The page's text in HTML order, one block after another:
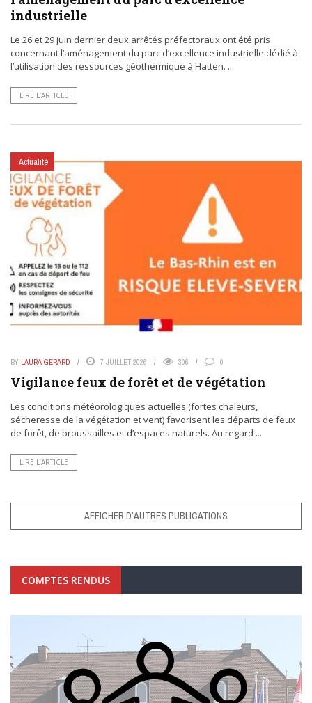
industrielle
Le 26 et 29 juin dernier deux arrêtés préfectoraux ont été pris
concernant l’aménagement du parc d’excellence industrielle dédié à
l’utilisation des ressources géothermique à Hatten. ...
LIRE L’ARTICLE
Actualité
BY LAURA GERARD 7 JUILLET 2026 306 0
Vigilance feux de forêt et de végétation
Les conditions météorologiques actuelles (fortes chaleurs,
sécheresse de la végétation et vent) favorisent les départs de feux
de forêt, de broussailles et d’espaces naturels. Au regard ...
LIRE L’ARTICLE
AFFICHER D’AUTRES PUBLICATIONS
COMPTES RENDUS